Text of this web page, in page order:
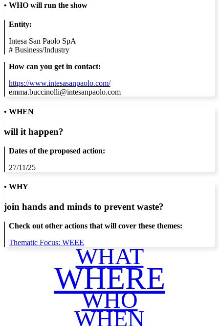
• WHO will run the show
Entity:
Intesa San Paolo SpA
# Business/Industry
How can you get in contact:
https://www.intesasanpaolo.com/
emma.buccinolli@intesanpaolo.com
• WHEN
will it happen?
Dates of the proposed action:
27/11/25
• WHY
join hands and minds to prevent waste?
Check out other actions that will cover these themes:
Thematic Focus: WEEE
WHAT
WHERE
WHO
WHEN